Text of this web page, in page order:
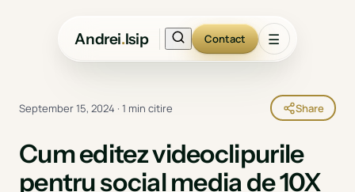
Andrei.Isip Contact ☰
September 15, 2024 · 1 min citire Share
Cum editez videoclipurile
pentru social media de 10X